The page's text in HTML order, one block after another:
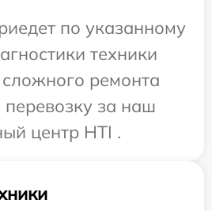
по указанному
техники
ремонта
за наш
центр HTI .